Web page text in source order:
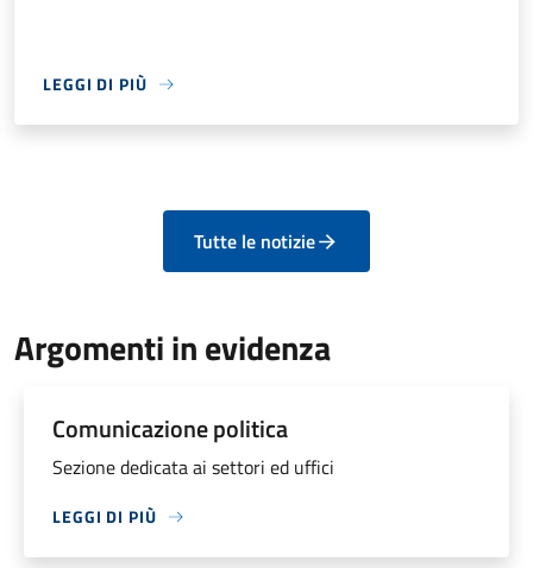
LEGGI DI PIÙ
Tutte le notizie
Argomenti in evidenza
Comunicazione politica
Sezione dedicata ai settori ed uffici
LEGGI DI PIÙ